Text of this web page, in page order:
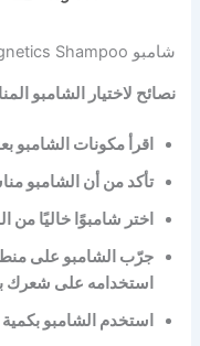
شامبو Redken Color Extend Magnetics Shampoo
نصائح لاختيار الشامبو
اقرأ مكونات الشامبو
تأكد من أن الشامبو
اختر شامبوًا خاليًا من
جرّب الشامبو على
استخدامه على شعرك
استخدم الشامبو